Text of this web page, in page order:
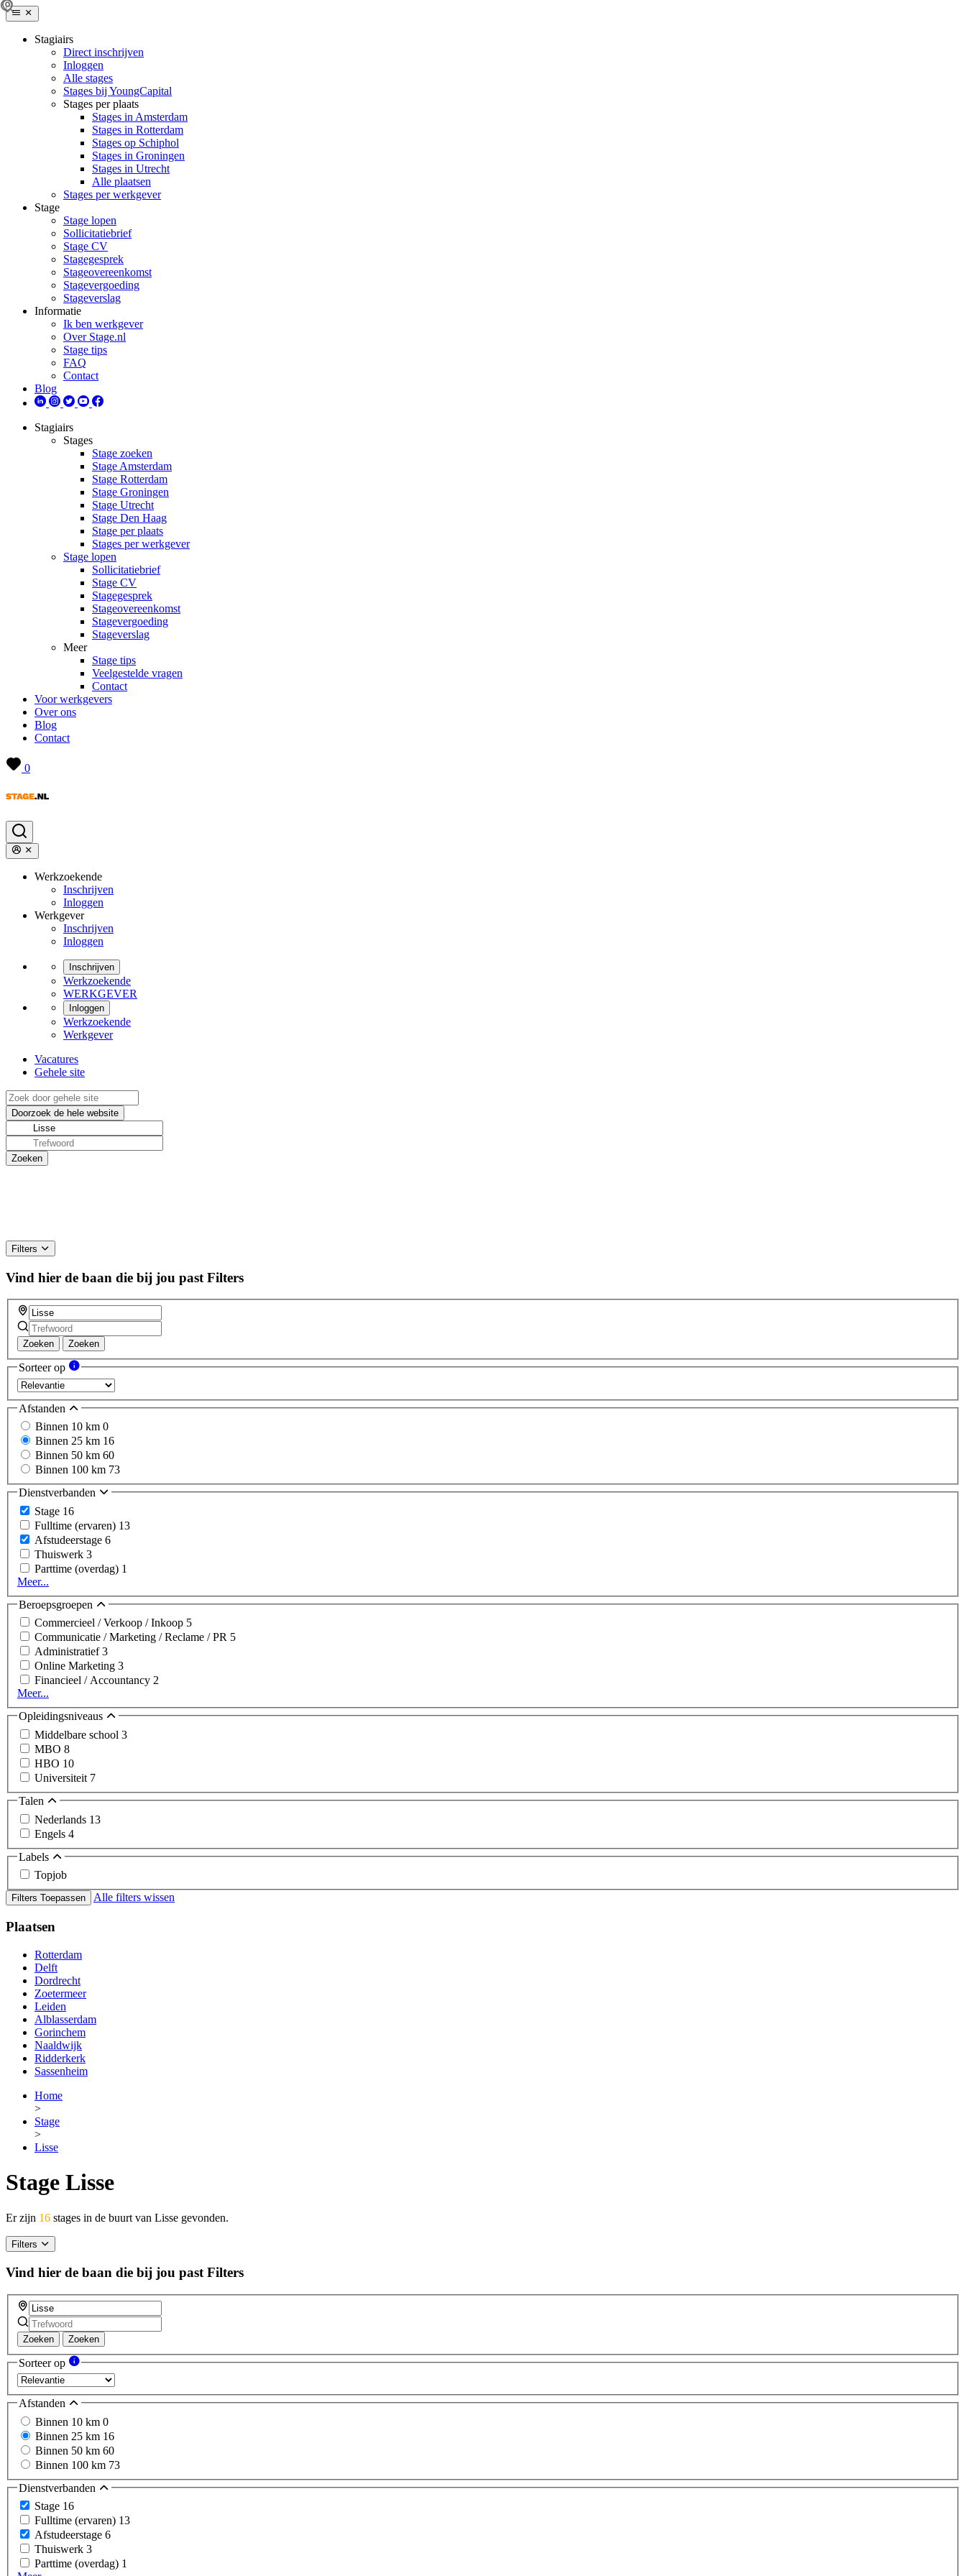
Stagiairs
Direct inschrijven
Inloggen
Alle stages
Stages bij YoungCapital
Stages per plaats
Stages in Amsterdam
Stages in Rotterdam
Stages op Schiphol
Stages in Groningen
Stages in Utrecht
Alle plaatsen
Stages per werkgever
Stage
Stage lopen
Sollicitatiebrief
Stage CV
Stagegesprek
Stageovereenkomst
Stagevergoeding
Stageverslag
Informatie
Ik ben werkgever
Over Stage.nl
Stage tips
FAQ
Contact
Blog
Stagiairs
Stages
Stage zoeken
Stage Amsterdam
Stage Rotterdam
Stage Groningen
Stage Utrecht
Stage Den Haag
Stage per plaats
Stages per werkgever
Stage lopen
Sollicitatiebrief
Stage CV
Stagegesprek
Stageovereenkomst
Stagevergoeding
Stageverslag
Meer
Stage tips
Veelgestelde vragen
Contact
Voor werkgevers
Over ons
Blog
Contact
0
Werkzoekende
Inschrijven
Inloggen
Werkgever
Inschrijven
Inloggen
Inschrijven
Werkzoekende
WERKGEVER
Inloggen
Werkzoekende
Werkgever
Vacatures
Gehele site
Filters
Vind hier de baan die bij jou past Filters
Zoeken Zoeken
Sorteer op
Afstanden
Binnen 10 km 0
Binnen 25 km 16
Binnen 50 km 60
Binnen 100 km 73
Dienstverbanden
Stage 16
Fulltime (ervaren) 13
Afstudeerstage 6
Thuiswerk 3
Parttime (overdag) 1
Meer...
Beroepsgroepen
Commercieel / Verkoop / Inkoop 5
Communicatie / Marketing / Reclame / PR 5
Administratief3
Online Marketing 3
Financieel / Accountancy 2
Meer...
Opleidingsniveaus
Middelbare school 3
MBO 8
HBO 10
Universiteit 7
Talen
Nederlands 13
Engels 4
Labels
Topjob
Filters Toepassen Alle filters wissen
Plaatsen
Rotterdam
Delft
Dordrecht
Zoetermeer
Leiden
Alblasserdam
Gorinchem
Naaldwijk
Ridderkerk
Sassenheim
Home
>
Stage
>
Lisse
Stage Lisse
Er zijn 16 stages in de buurt van Lisse gevonden.
Filters
Vind hier de baan die bij jou past Filters
Zoeken Zoeken
Sorteer op
Afstanden
Binnen 10 km 0
Binnen 25 km 16
Binnen 50 km 60
Binnen 100 km 73
Dienstverbanden
Stage 16
Fulltime (ervaren) 13
Afstudeerstage 6
Thuiswerk 3
Parttime (overdag) 1